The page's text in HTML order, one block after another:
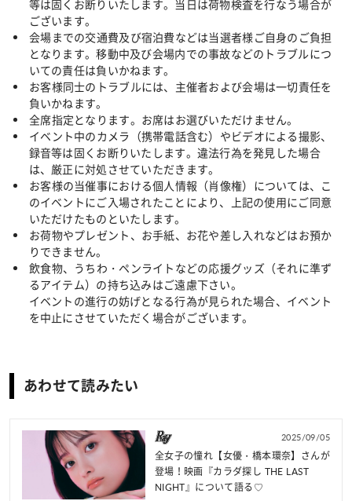
等は固くお断りいたします。当日は荷物検査を行なう場合が
ございます。
会場までの交通費及び宿泊費などは当選者様ご自身のご負担
となります。移動中及び会場内での事故などのトラブルにつ
いての責任は負いかねます。
お客様同士のトラブルには、主催者および会場は一切責任を
負いかねます。
全席指定となります。お席はお選びいただけません。
イベント中のカメラ（携帯電話含む）やビデオによる撮影、
録音等は固くお断りいたします。違法行為を発見した場合
は、厳正に対処させていただきます。
お客様の当催事における個人情報（肖像権）については、こ
のイベントにご入場されたことにより、上記の使用にご同意
いただけたものといたします。
お荷物やプレゼント、お手紙、お花や差し入れなどはお預か
りできません。
飲食物、うちわ・ペンライトなどの応援グッズ（それに準ず
るアイテム）の持ち込みはご遠慮下さい。
イベントの進行の妨げとなる行為が見られた場合、イベント
を中止にさせていただく場合がございます。
あわせて読みたい
2025/09/05
全女子の憧れ【女優・橋本環奈】さんが
登場！映画『カラダ探し THE LAST
NIGHT』について語る♡